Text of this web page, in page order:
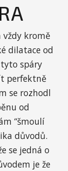
vždy kromě
dilatace od
spáry
perfektně
se rozhodl
od
“šmoulí
důvodů.
se jedná o
je že